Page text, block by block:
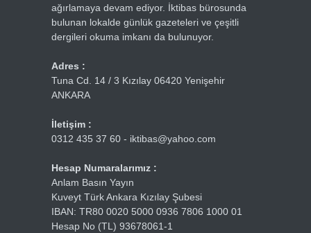
ağırlamaya devam ediyor. İktibas bürosunda
bulunan lokalde günlük gazeteleri ve çeşitli
dergileri okuma imkanı da bulunuyor.
Adres :
Tuna Cd. 14 / 3 Kızılay 06420 Yenişehir
ANKARA
İletişim :
0312 435 37 60 - iktibas@yahoo.com
Hesap Numaralarımız :
Anlam Basın Yayın
Kuveyt Türk Ankara Kızılay Şubesi
IBAN: TR80 0020 5000 0936 7806 1000 01
Hesap No (TL) 93678061-1